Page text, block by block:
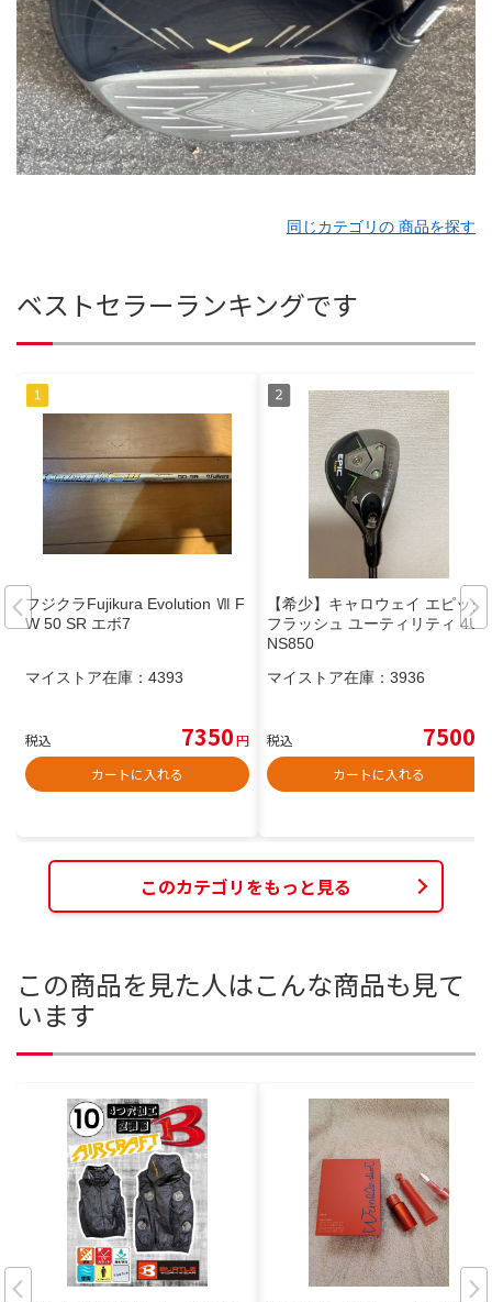
同じカテゴリの 商品を探す
ベストセラーランキングです
フジクラFujikura Evolution Ⅶ F
W 50 SR エボ7
マイストア在庫： 4393
税込 7350円
カートに入れる
【希少】キャロウェイ エピック
フラッシュ ユーティリティ 4U
NS850
マイストア在庫： 3936
税込 7500
カートに入れる
このカテゴリをもっと見る
この商品を見た人はこんな商品も見て
います